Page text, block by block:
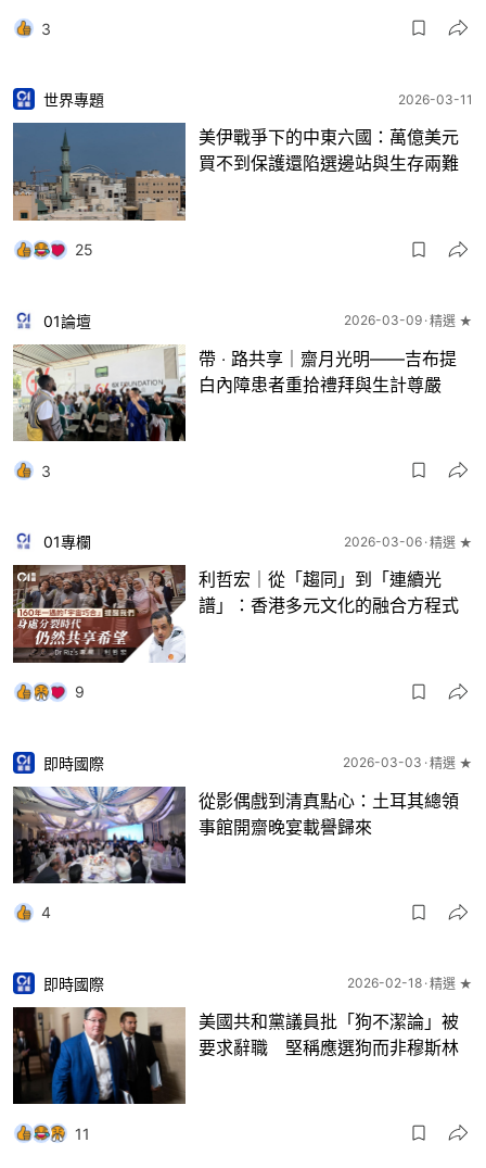
3
世界專題 2026-03-11
美伊戰爭下的中東六國：萬億美元
買不到保護還陷選邊站與生存兩難
25
01論壇 2026-03-09 精選 ★
帶 ‧ 路共享｜齋月光明——吉布提
白內障患者重拾禮拜與生計尊嚴​
3
01專欄 2026-03-06 精選 ★
利哲宏｜從「趨同」到「連續光
譜」：香港多元文化的融合方程式
9
即時國際 2026-03-03 精選 ★
從影偶戲到清真點心：土耳其總領
事館開齋晚宴載譽歸來
4
即時國際 2026-02-18 精選 ★
美國共和黨議員批「狗不潔論」被
要求辭職 堅稱應選狗而非穆斯林
11